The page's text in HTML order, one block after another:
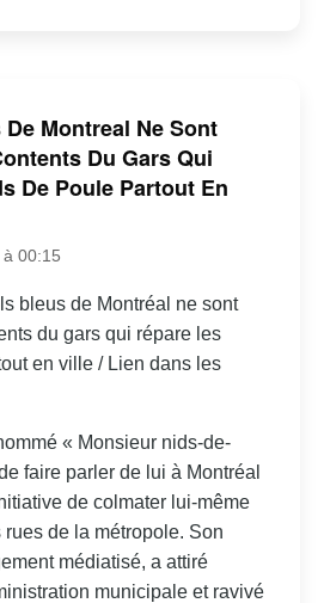
Montreal Ne Sont
Du Gars Qui
De Poule Partout En
00:15
bleus de Montréal ne sont
du gars qui répare les
en ville / Lien dans les
« Monsieur nids-de-
faire parler de lui à Montréal
de colmater lui-même
de la métropole. Son
médiatisé, a attiré
municipale et ravivé